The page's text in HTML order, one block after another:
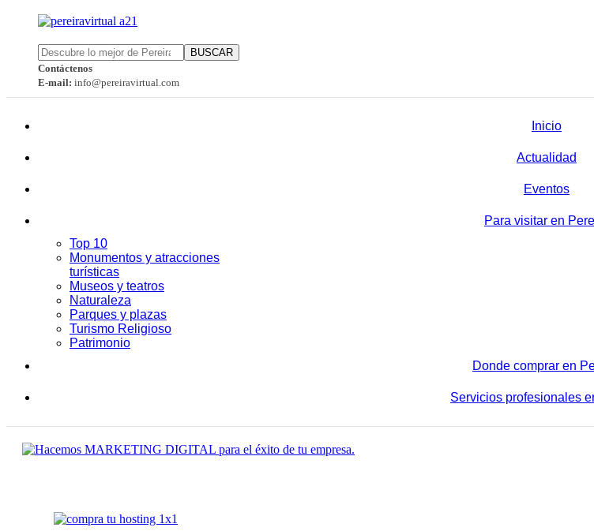
BUSCAR
Contáctenos
E-mail: info@pereiravirtual.com
Inicio
Actualidad
Eventos
Para visitar en
Top 10
Monumentos y atracciones
turísticas
Museos y teatros
Naturaleza
Parques y plazas
Turismo Religioso
Patrimonio
Donde comprar en
Servicios profesionales